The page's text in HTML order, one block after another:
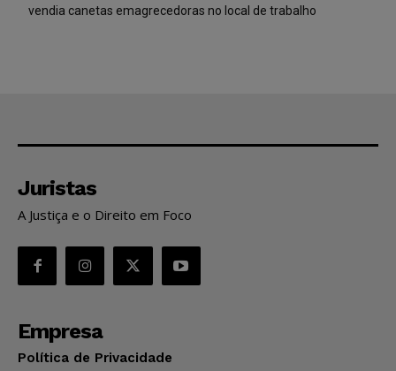
vendia canetas emagrecedoras no local de trabalho
Juristas
A Justiça e o Direito em Foco
Empresa
Política de Privacidade